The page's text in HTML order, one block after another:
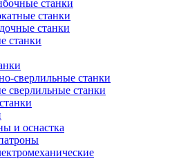
станки
станки
станки
станки
сверлильные станки
сверлильные станки
и оснастка